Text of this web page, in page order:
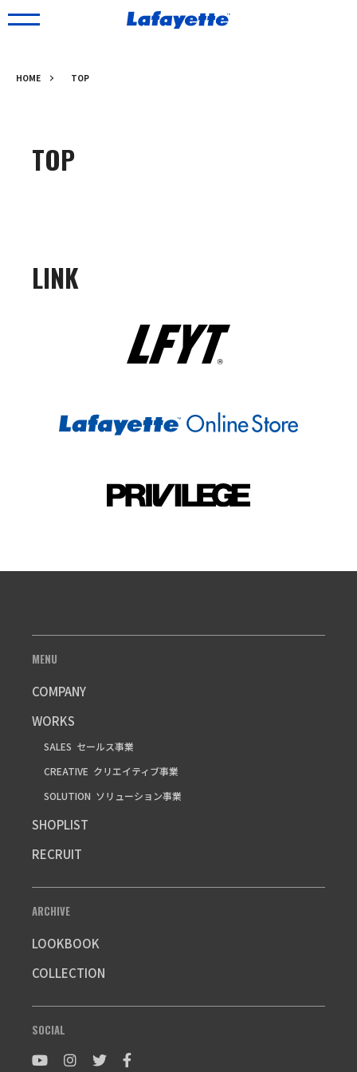
HOME TOP
TOP
LINK
MENU
COMPANY
WORKS
SALES セールス事業
CREATIVE クリエイティブ事業
SOLUTION ソリューション事業
SHOPLIST
RECRUIT
ARCHIVE
LOOKBOOK
COLLECTION
SOCIAL